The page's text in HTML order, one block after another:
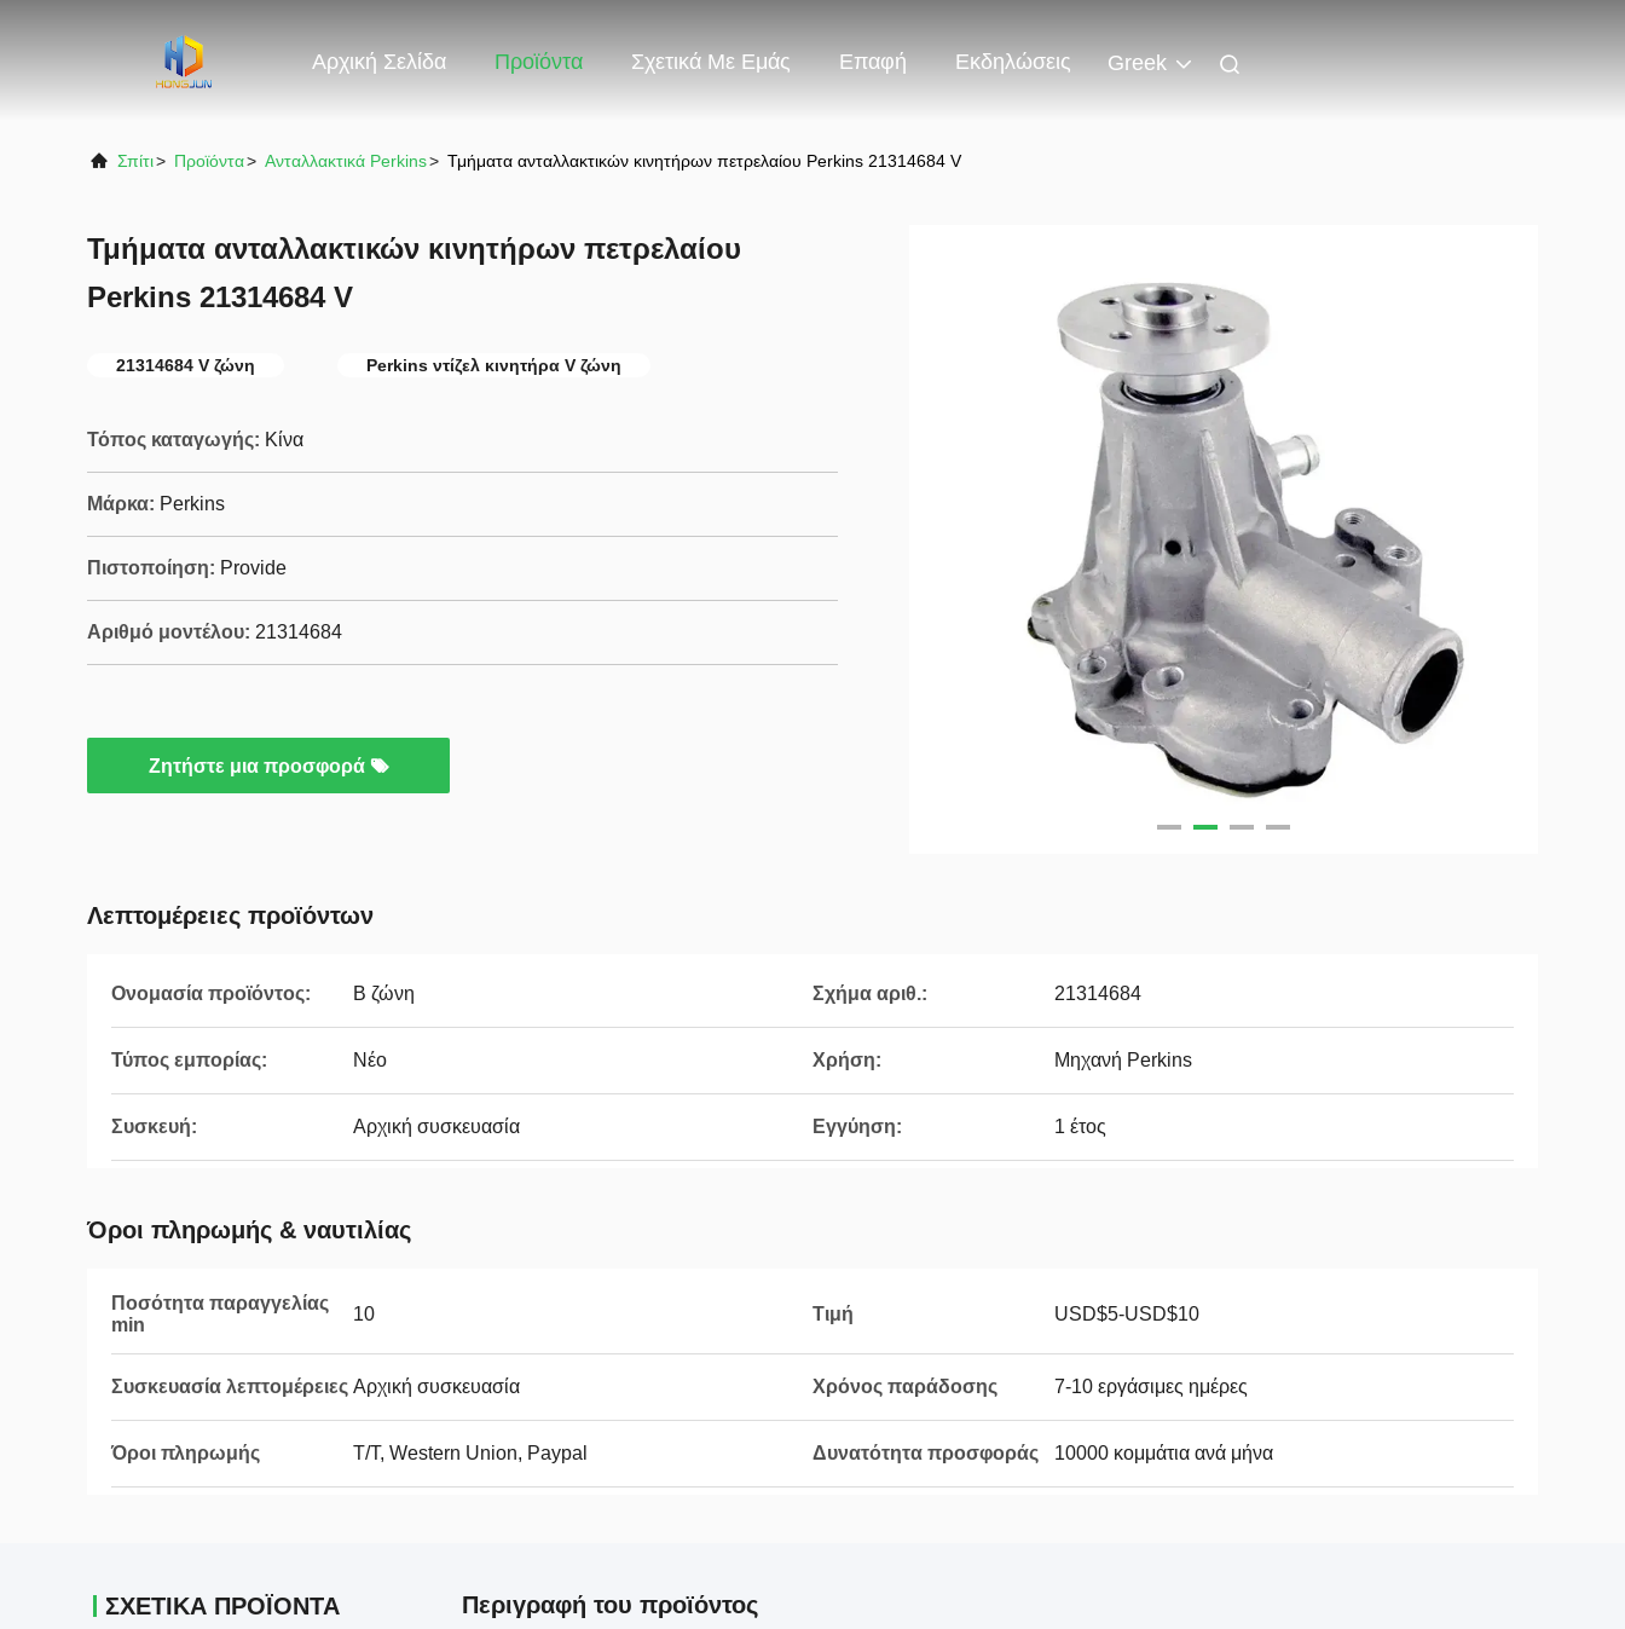
Αρχική Σελίδα Προϊόντα Σχετικά Με Εμάς Επαφή Εκδηλώσεις Greek
Σπίτι> Προϊόντα> Ανταλλακτικά Perkins> Τμήματα ανταλλακτικών κινητήρων πετρελαίου Perkins 21314684 V
Τμήματα ανταλλακτικών κινητήρων πετρελαίου
Perkins 21314684 V
21314684 V ζώνη Perkins ντίζελ κινητήρα V ζώνη
Τόπος καταγωγής: Κίνα
Μάρκα: Perkins
Πιστοποίηση: Provide
Αριθμό μοντέλου: 21314684
Ζητήστε μια προσφορά
Λεπτομέρειες προϊόντων
Ονομασία προϊόντος: Β ζώνη Σχήμα αριθ.: 21314684
Τύπος εμπορίας: Νέο Χρήση: Μηχανή Perkins
Συσκευή: Αρχική συσκευασία Εγγύηση: 1 έτος
Όροι πληρωμής & ναυτιλίας
Ποσότητα παραγγελίας
min
10 Τιμή USD$5-USD$10
Συσκευασία λεπτομέρειες Αρχική συσκευασία Χρόνος παράδοσης 7-10 εργάσιμες ημέρες
Όροι πληρωμής T/T, Western Union, Paypal Δυνατότητα προσφοράς 10000 κομμάτια ανά μήνα
ΣΧΕΤΙΚΑ ΠΡΟΪΟΝΤΑ Περιγραφή του προϊόντος